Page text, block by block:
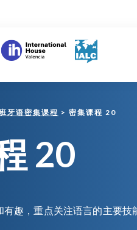
牙语密集课程 > 密集课程 20
20
趣，重点关注语言的主要